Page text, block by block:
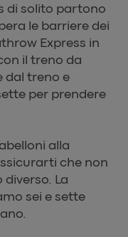
di solito partono
le barriere dei
Express in
il treno da
dal treno e
per prendere
alla
che non
La
sei e sette